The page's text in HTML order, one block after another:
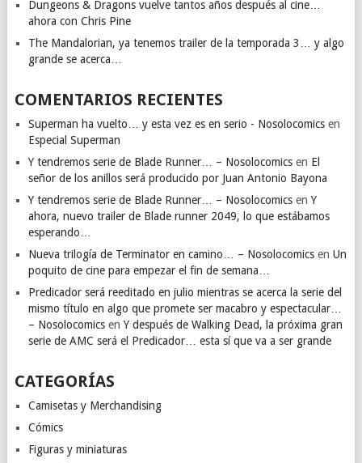
Dungeons & Dragons vuelve tantos años después al cine…
ahora con Chris Pine
The Mandalorian, ya tenemos trailer de la temporada 3… y algo
grande se acerca…
COMENTARIOS RECIENTES
Superman ha vuelto… y esta vez es en serio - Nosolocomicsen
Especial Superman
Y tendremos serie de Blade Runner… – Nosolocomicsen El
señor de los anillos será producido por Juan Antonio Bayona
Y tendremos serie de Blade Runner… – Nosolocomicsen Y
ahora, nuevo trailer de Blade runner 2049, lo que estábamos
esperando…
Nueva trilogía de Terminator en camino… – Nosolocomicsen Un
poquito de cine para empezar el fin de semana…
Predicador será reeditado en julio mientras se acerca la serie del
mismo título en algo que promete ser macabro y espectacular…
– Nosolocomicsen Y después de Walking Dead, la próxima gran
serie de AMC será el Predicador… esta sí que va a ser grande
CATEGORÍAS
Camisetas y Merchandising
Cómics
Figuras y miniaturas